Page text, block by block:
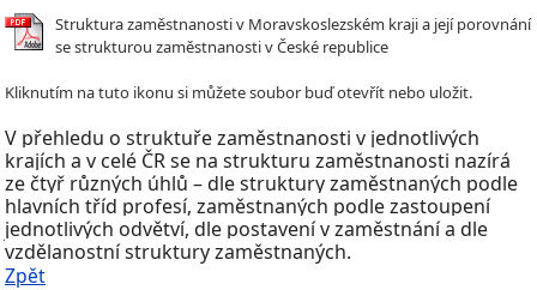
Struktura zaměstnanosti v Moravskoslezském kraji a její porovnání
se strukturou zaměstnanosti v České republice
Kliknutím na tuto ikonu si můžete soubor buď otevřít nebo uložit.
V přehledu o struktuře zaměstnanosti v jednotlivých
krajích a v celé ČR se na strukturu zaměstnanosti nazírá
ze čtyř různých úhlů – dle struktury zaměstnaných podle
hlavních tříd profesí, zaměstnaných podle zastoupení
jednotlivých odvětví, dle postavení vzaměstnání a dle
vzdělanostní struktury zaměstnaných.
Zpět